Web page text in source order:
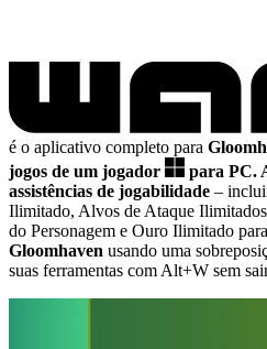
é o aplicativo completo para
jogos de um jogador
para PC.
assistências de jogabilidade –
Ilimitado, Alvos de Ataque
do Personagem e Ouro Ilimitado
Gloomhaven usando uma
suas ferramentas com Alt+W sem